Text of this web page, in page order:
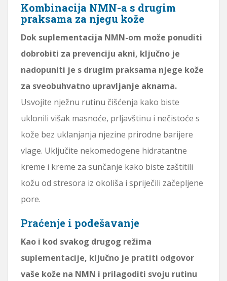
Kombinacija NMN-a s drugim
praksama za njegu kože
Dok suplementacija NMN-om može ponuditi
dobrobiti za prevenciju akni, ključno je
nadopuniti je s drugim praksama njege kože
za sveobuhvatno upravljanje aknama.
Usvojite nježnu rutinu čišćenja kako biste
uklonili višak masnoće, prljavštinu i nečistoće s
kože bez uklanjanja njezine prirodne barijere
vlage. Uključite nekomedogene hidratantne
kreme i kreme za sunčanje kako biste zaštitili
kožu od stresora iz okoliša i spriječili začepljene
pore.
Praćenje i podešavanje
Kao i kod svakog drugog režima
suplementacije, ključno je pratiti odgovor
vaše kože na NMN i prilagoditi svoju rutinu